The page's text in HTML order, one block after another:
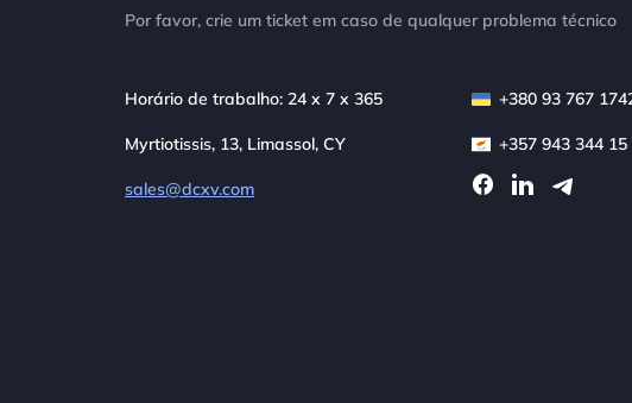
Por favor, crie um ticket em caso de qualquer problema técnico
Horário de trabalho: 24 x 7 x 365
Myrtiotissis, 13, Limassol, CY
sales@dcxv.com
+380 93 767
+357 943 344 15